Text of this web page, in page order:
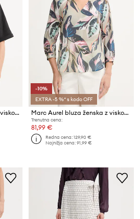
Marc Aurel srajca ženska z viskozo
-10%
EXTRA -5 %* s kodo OFF
Marc Aurel bluza ženska z viskozo
Trenutna cena:
81,99 €
Redna cena:129,90 €
Najnižja cena:91,99 €